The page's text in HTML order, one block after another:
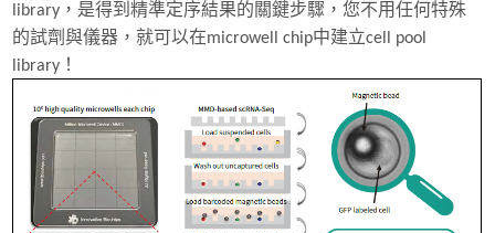
library，是得到精準定序結果的關鍵步驟，您不用任何特殊
的試劑與儀器，就可以在microwell chip中建立cell pool
library！